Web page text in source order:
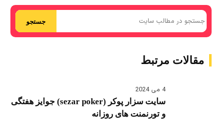
جستجو
مقالات مرتبط
4 می 2024
سایت سزار پوکر (sezar poker) جوایز هفتگی
و تورنمنت های روزانه